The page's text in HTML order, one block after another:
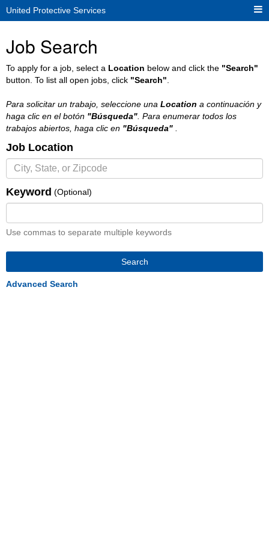
United Protective Services
Job Search
To apply for a job, select a Location below and click the "Search"
button. To list all open jobs, click "Search"
Para solicitar un trabajo, seleccione una Location a continuación y
haga clic en el botón "Búsqueda" . Para enumerar todos los
trabajos abiertos, haga clic en "Búsqueda"
Job Location
Keyword (Optional)
Use commas to separate multiple keywords
Search
Advanced Search